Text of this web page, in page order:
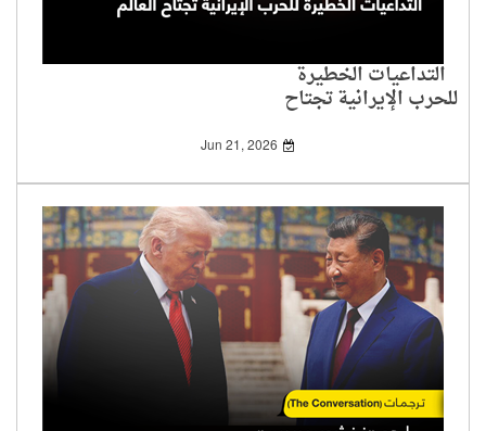
التداعيات الخطيرة
للحرب الإيرانية تجتاح
Jun 21, 2026